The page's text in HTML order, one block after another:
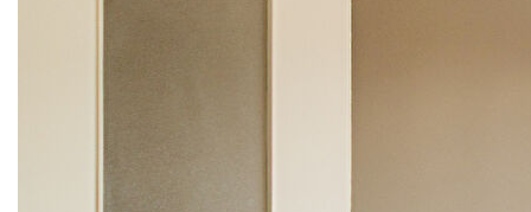
citadin de type 2 de 45.5 m² carrez avec une belle